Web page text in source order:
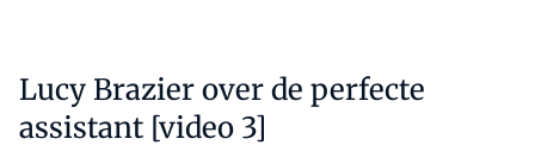
Lucy Brazier over de perfecte
assistant [video 3]